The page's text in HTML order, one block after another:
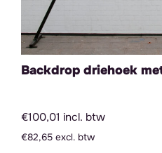
Backdrop driehoek
€100,01 incl. btw
€82,65 excl. btw